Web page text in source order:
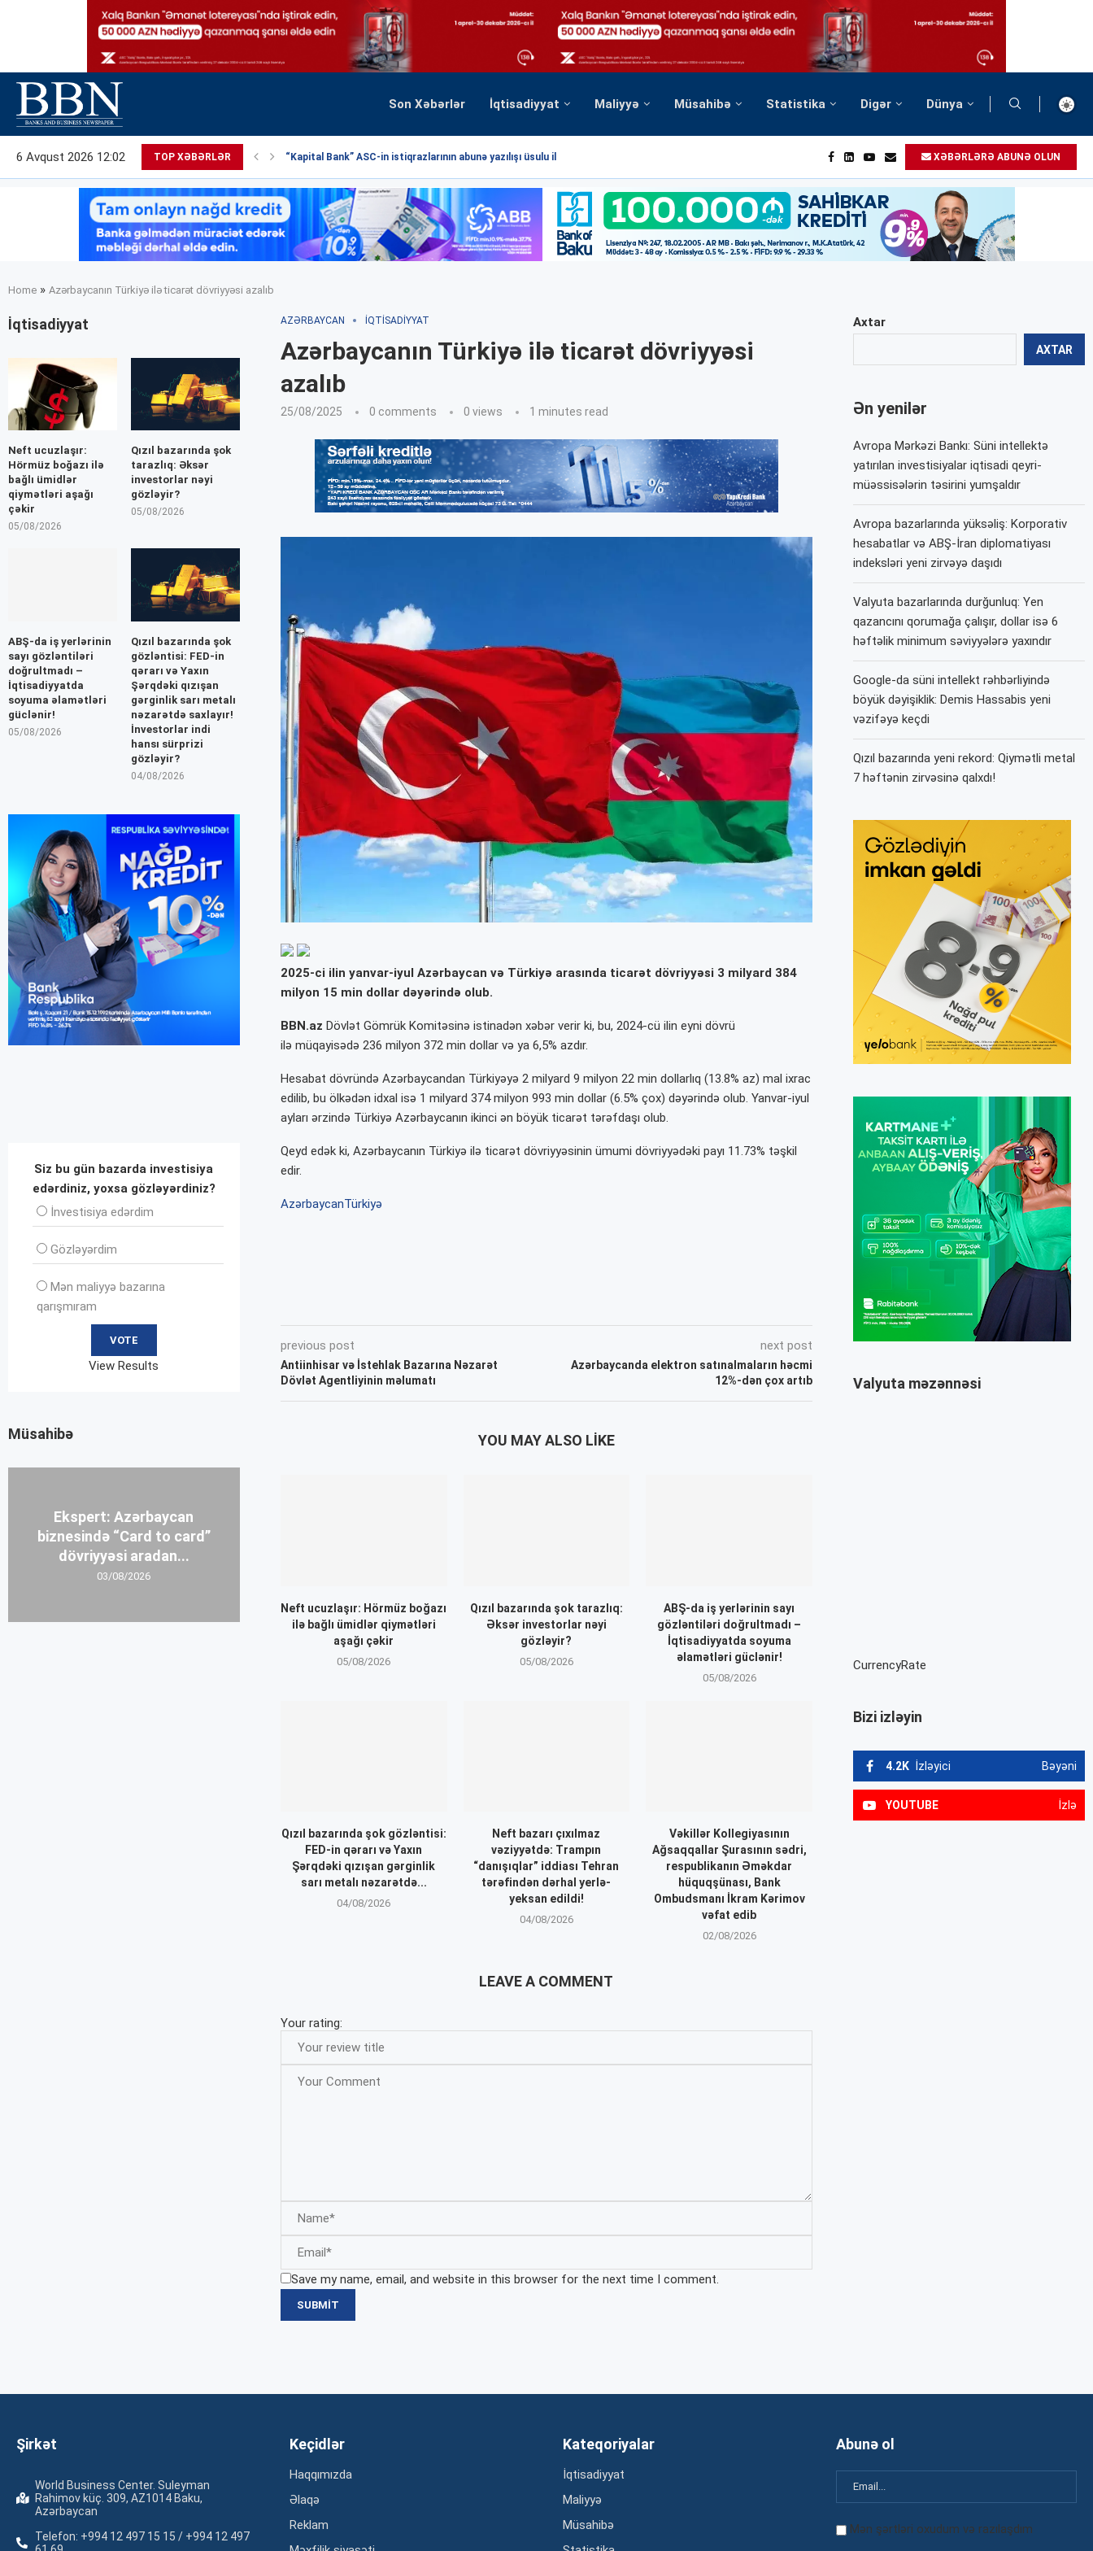
Son Xəbərlər İqtisadiyyat Maliyyə Müsahibə Statistika Digər Dünya
6 Avqust 2026 12:02 TOP XƏBƏRLƏR “Kapital Bank” ASC-in istiqrazlarının abunə yazılışı üsulu ilə... XƏBƏRLƏRƏ ABUNƏ OLUN
Home » Azərbaycanın Türkiyə ilə ticarət dövriyyəsi azalıb
AZƏRBAYCAN İQTISADIYYAT
Azərbaycanın Türkiyə ilə ticarət dövriyyəsi
azalıb
25/08/2025 0 comments 0 views 1 minutes read
2025-ci ilin yanvar-iyul Azərbaycan və Türkiyə arasında ticarət dövriyyəsi 3 milyard 384
milyon 15 min dollar dəyərində olub.
BBN.az Dövlət Gömrük Komitəsinə istinadən xəbər verir ki, bu, 2024-cü ilin eyni dövrü
ilə müqayisədə 236 milyon 372 min dollar və ya 6,5% azdır.
Hesabat dövründə Azərbaycandan Türkiyəyə 2 milyard 9 milyon 22 min dollarlıq (13.8% az) mal ixrac
edilib, bu ölkədən idxal isə 1 milyard 374 milyon 993 min dollar (6.5% çox) dəyərində olub. Yanvar-iyul
ayları ərzində Türkiyə Azərbaycanın ikinci ən böyük ticarət tərəfdaşı olub.
Qeyd edək ki, Azərbaycanın Türkiyə ilə ticarət dövriyyəsinin ümumi dövriyyədəki payı 11.73% təşkil
edir.
AzərbaycanTürkiyə
previous post
Antiinhisar və İstehlak Bazarına Nəzarət
Dövlət Agentliyinin məlumatı
next post
Azərbaycanda elektron satınalmaların həcmi
12%-dən çox artıb
YOU MAY ALSO LIKE
Neft ucuzlaşır: Hörmüz boğazı
ilə bağlı ümidlər qiymətləri
aşağı çəkir
05/08/2026
Qızıl bazarında şok tarazlıq:
Əksər investorlar nəyi
gözləyir?
05/08/2026
ABŞ-da iş yerlərinin sayı
gözləntiləri doğrultmadı –
İqtisadiyyatda soyuma
əlamətləri güclənir!
05/08/2026
Qızıl bazarında şok gözləntisi:
FED-in qərarı və Yaxın
Şərqdəki qızışan gərginlik
sarı metalı nəzarətdə...
04/08/2026
Neft bazarı çıxılmaz
vəziyyətdə: Trampın
“danışıqlar” iddiası Tehran
tərəfindən dərhal yerlə-
yeksan edildi!
04/08/2026
Vəkillər Kollegiyasının
Ağsaqqallar Şurasının sədri,
respublikanın Əməkdar
hüquqşünası, Bank
Ombudsmanı İkram Kərimov
vəfat edib
02/08/2026
LEAVE A COMMENT
Your rating:
Save my name, email, and website in this browser for the next time I comment.
Axtar
AXTAR
Ən yenilər
Avropa Mərkəzi Bankı: Süni intellektə
yatırılan investisiyalar iqtisadi qeyri-
müəssisələrin təsirini yumşaldır
Avropa bazarlarında yüksəliş: Korporativ
hesabatlar və ABŞ-İran diplomatiyası
indeksləri yeni zirvəyə daşıdı
Valyuta bazarlarında durğunluq: Yen
qazancını qorumağa çalışır, dollar isə 6
həftəlik minimum səviyyələrə yaxındır
Google-da süni intellekt rəhbərliyində
böyük dəyişiklik: Demis Hassabis yeni
vəzifəyə keçdi
Qızıl bazarında yeni rekord: Qiymətli metal
7 həftənin zirvəsinə qalxdı!
Valyuta məzənnəsi
CurrencyRate
Bizi izləyin
4.2K İzləyici Bəyəni
YOUTUBE İzlə
İqtisadiyyat
Neft ucuzlaşır:
Hörmüz boğazı ilə
bağlı ümidlər
qiymətləri aşağı
çəkir
05/08/2026
Qızıl bazarında şok
tarazlıq: Əksər
investorlar nəyi
gözləyir?
05/08/2026
ABŞ-da iş yerlərinin
sayı gözləntiləri
doğrultmadı –
İqtisadiyyatda
soyuma əlamətləri
güclənir!
05/08/2026
Qızıl bazarında şok
gözləntisi: FED-in
qərarı və Yaxın
Şərqdəki qızışan
gərginlik sarı metalı
nəzarətdə saxlayır!
İnvestorlar indi
hansı sürprizi
gözləyir?
04/08/2026
Siz bu gün bazarda investisiya
edərdiniz, yoxsa gözləyərdiniz?
İnvеstisiya edərdim
Gözləyərdim
Mən maliyyə bazarına
qarışmıram
View Results
Müsahibə
Ekspert: Azərbaycan
biznesində “Card to card”
dövriyyəsi aradan...
03/08/2026
Şirkət
World Business Center. Suleyman
Rahimov küç. 309, AZ1014 Baku,
Azərbaycan
Telefon: +994 12 497 15 15 / +994 12 497
Keçidlər
Haqqımızda
Əlaqə
Reklam
Kateqoriyalar
İqtisadiyyat
Maliyyə
Müsahibə
Abunə ol
Mən şərtləri oxudum və razılaşdım